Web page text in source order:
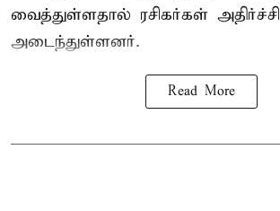
வைத்துள்ளதால் ரசிகர்கள் அதிர்ச்சி
அடைந்துள்ளனர்.
Read More